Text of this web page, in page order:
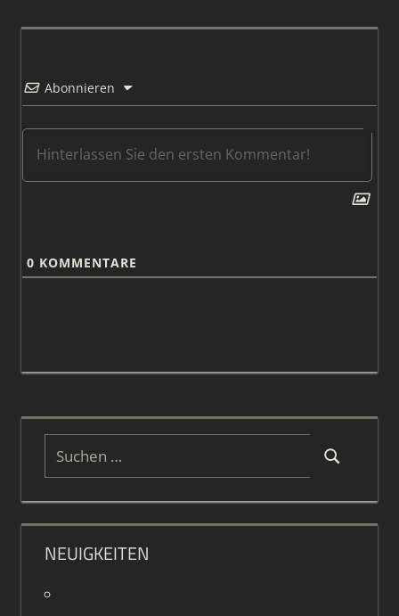
Abonnieren
0 KOMMENTARE
Suchen
nach:
Suchen
NEUIGKEITEN